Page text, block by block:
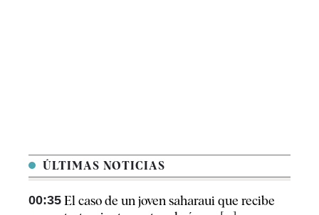
ÚLTIMAS NOTICIAS
00:35 El caso de un joven saharaui que recibe